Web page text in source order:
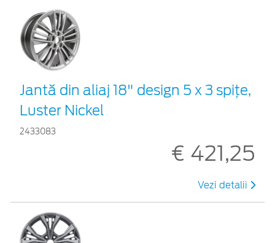
Jantă din aliaj 18" design 5 x 3 spițe,
Luster Nickel
2433083
€ 421,25
Vezi detalii